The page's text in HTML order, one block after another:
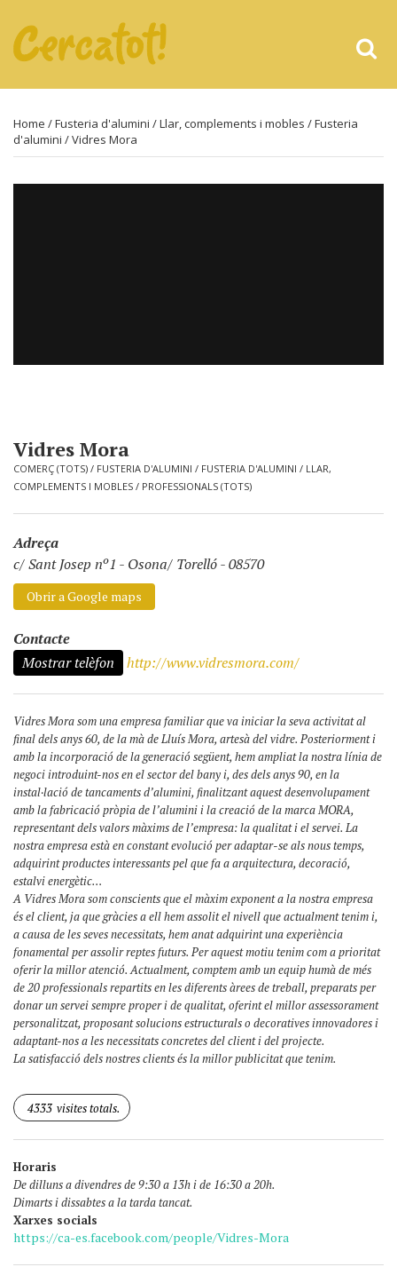
Home /Fusteria d'alumini /Llar, complements i mobles /Fusteria
d'alumini / Vidres Mora
Vidres Mora
COMERÇ (TOTS) / FUSTERIA D'ALUMINI / FUSTERIA D'ALUMINI / LLAR,
COMPLEMENTS I MOBLES / PROFESSIONALS (TOTS)
Adreça
c/ Sant Josep nº1 - Osona/ Torelló - 08570
Obrir a Google maps
Contacte
Mostrar telèfon
http://www.vidresmora.com/
Vidres Mora som una empresa familiar que va iniciar la seva activitat al
final dels anys 60, de la mà de Lluís Mora, artesà del vidre. Posteriorment i
amb la incorporació de la generació següent, hem ampliat la nostra línia de
negoci introduint-nos en el sector del bany i, des dels anys 90, en la
instal·lació de tancaments d’alumini, finalitzant aquest desenvolupament
amb la fabricació pròpia de l’alumini i la creació de la marca MORA,
representant dels valors màxims de l’empresa: la qualitat i el servei. La
nostra empresa està en constant evolució per adaptar-se als nous temps,
adquirint productes interessants pel que fa a arquitectura, decoració,
estalvi energètic…
A Vidres Mora som conscients que el màxim exponent a la nostra empresa
és el client, ja que gràcies a ell hem assolit el nivell que actualment tenim i,
a causa de les seves necessitats, hem anat adquirint una experiència
fonamental per assolir reptes futurs. Per aquest motiu tenim com a prioritat
oferir la millor atenció. Actualment, comptem amb un equip humà de més
de 20 professionals repartits en les diferents àrees de treball, preparats per
donar un servei sempre proper i de qualitat, oferint el millor assessorament
personalitzat, proposant solucions estructurals o decoratives innovadores i
adaptant-nos a les necessitats concretes del client i del projecte.
La satisfacció dels nostres clients és la millor publicitat que tenim.
4333 visites totals.
Horaris
De dilluns a divendres de 9:30 a 13h i de 16:30 a 20h.
Dimarts i dissabtes a la tarda tancat.
Xarxes socials
https://ca-es.facebook.com/people/Vidres-Mora